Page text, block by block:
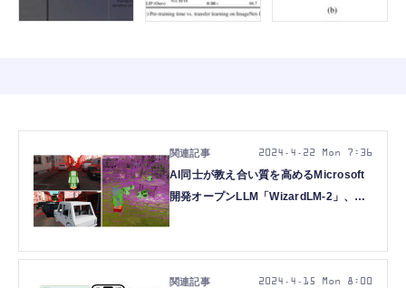
AI同士が教え合い質を高めるMicrosoft
開発オープンLLM「WizardLM-2」、外
5本を解説（生成AIウィークリー）
2024.4.22 Mon 7:36
2024.4.15 Mon 8:00